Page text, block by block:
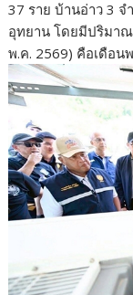
37 ราย บ้านอ่าว 3
อุทยาน โดยมีปริมา
พ.ค. 2569) คือเดือน